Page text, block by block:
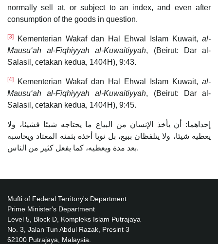
normally sell at, or subject to an index, and even after
consumption of the goods in question.
[3] Kementerian Wakaf dan Hal Ehwal Islam Kuwait, al-
Mausu‘ah al-Fiqhiyyah al-Kuwaitiyyah, (Beirut: Dar al-
Salasil, cetakan kedua, 1404H), 9:43.
[4] Kementerian Wakaf dan Hal Ehwal Islam Kuwait, al-
Mausu‘ah al-Fiqhiyyah al-Kuwaitiyyah, (Beirut: Dar al-
Salasil, cetakan kedua, 1404H), 9:45.
إحداهما: أن يأخذ الإنسان من البياع ما يحتاجه شيئا فشيئا، ولا
يعطيه شيئا، ولا يتلفظان ببيع، بل نويا أخذه بثمنه المعتاد ويحاسبه
بعد مدة ويعطيه، كما يفعل كثير من الناس.
Mufti of Federal Territory's Department
Prime Minister's Department
Level 5, Block D, Kompleks Islam Putrajaya
No. 3, Jalan Tun Abdul Razak, Presint 3
62100 Putrajaya, Malaysia.